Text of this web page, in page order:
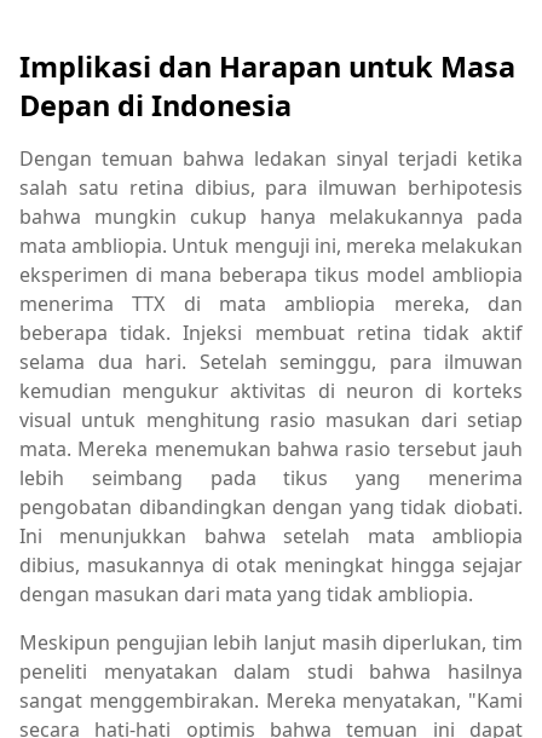
Implikasi dan Harapan untuk Masa
Depan di Indonesia
Dengan temuan bahwa ledakan sinyal terjadi ketika
salah satu retina dibius, para ilmuwan berhipotesis
bahwa mungkin cukup hanya melakukannya pada
mata ambliopia. Untuk menguji ini, mereka melakukan
eksperimen di mana beberapa tikus model ambliopia
menerima TTX di mata ambliopia mereka, dan
beberapa tidak. Injeksi membuat retina tidak aktif
selama dua hari. Setelah seminggu, para ilmuwan
kemudian mengukur aktivitas di neuron di korteks
visual untuk menghitung rasio masukan dari setiap
mata. Mereka menemukan bahwa rasio tersebut jauh
lebih seimbang pada tikus yang menerima
pengobatan dibandingkan dengan yang tidak diobati.
Ini menunjukkan bahwa setelah mata ambliopia
dibius, masukannya di otak meningkat hingga sejajar
dengan masukan dari mata yang tidak ambliopia.
Meskipun pengujian lebih lanjut masih diperlukan, tim
peneliti menyatakan dalam studi bahwa hasilnya
sangat menggembirakan. Mereka menyatakan, "Kami
secara hati-hati optimis bahwa temuan ini dapat